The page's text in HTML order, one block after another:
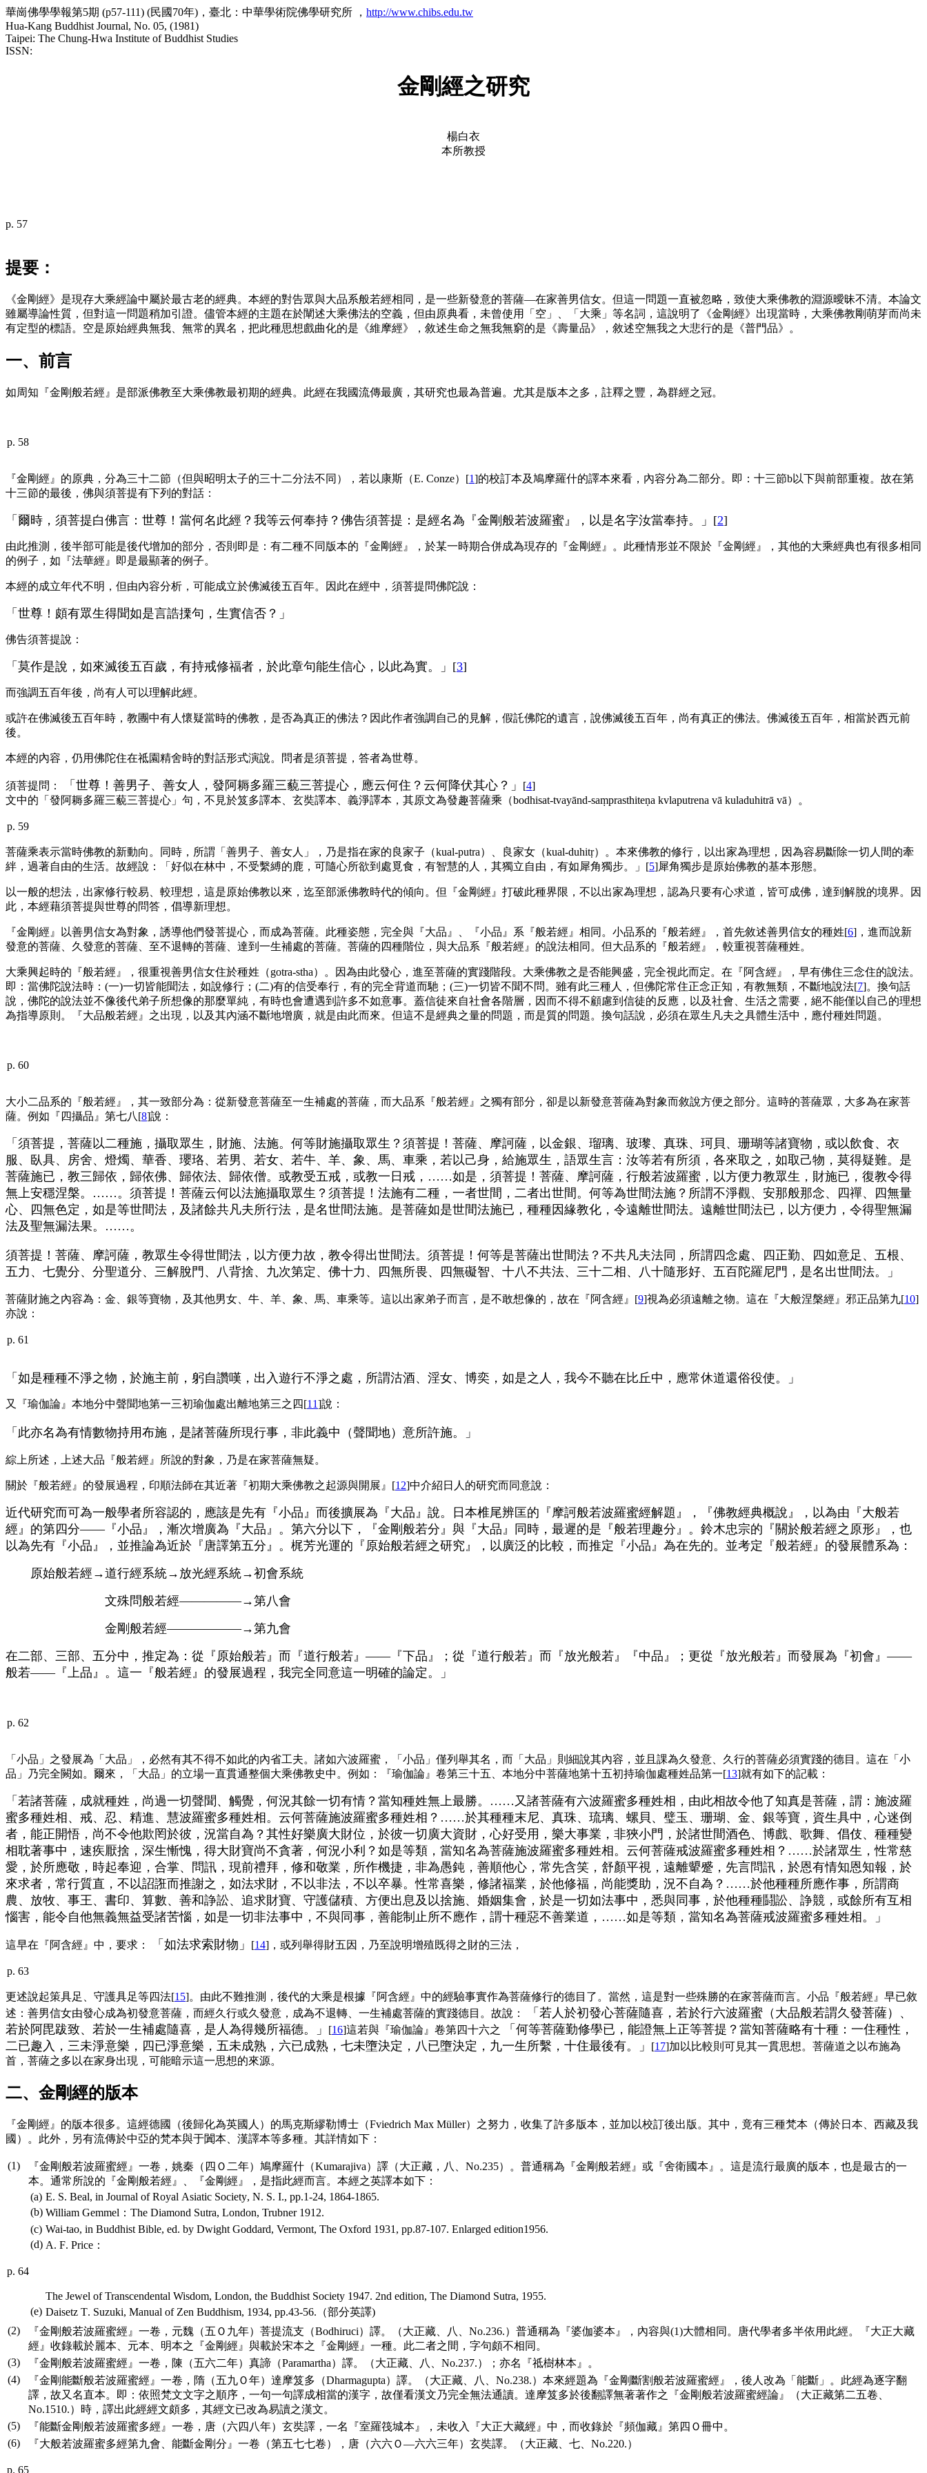
華崗佛學學報第5期 (p57-111) (民國70年)，臺北：中華學術院佛學研究所 ， http://www.chibs.edu.tw
Hua-Kang Buddhist Journal, No. 05, (1981)
Taipei: The Chung-Hwa Institute of Buddhist Studies
ISSN:
金剛經之研究
楊白衣
本所教授
p. 57
提要：
《金剛經》是現存大乘經論中屬於最古老的經典。本經的對告眾與大品系般若經相同，是一些新發意的菩薩—在家善男信女。但這一問題一直被忽略，致使大乘佛教的淵源曖昧不清。本論文
雖屬導論性質，但對這一問題稍加引證。儘管本經的主題在於闡述大乘佛法的空義，但由原典看，未曾使用「空」、「大乘」等名詞，這說明了《金剛經》出現當時，大乘佛教剛萌芽而尚未
有定型的標語。空是原始經典無我、無常的異名，把此種思想戲曲化的是《維摩經》，敘述生命之無我無窮的是《壽量品》，敘述空無我之大悲行的是《普門品》。
一、前言
如周知『金剛般若經』是部派佛教至大乘佛教最初期的經典。此經在我國流傳最廣，其研究也最為普遍。尤其是版本之多，註釋之豐，為群經之冠。
p. 58
『金剛經』的原典，分為三十二節（但與昭明太子的三十二分法不同），若以康斯（E. Conze）[1]的校訂本及鳩摩羅什的譯本來看，內容分為二部分。即：十三節b以下與前部重複。故在第
十三節的最後，佛與須菩提有下列的對話：
「爾時，須菩提白佛言：世尊！當何名此經？我等云何奉持？佛告須菩提：是經名為『金剛般若波羅蜜』，以是名字汝當奉持。」[2]
由此推測，後半部可能是後代增加的部分，否則即是：有二種不同版本的『金剛經』，於某一時期合併成為現存的『金剛經』。此種情形並不限於『金剛經』，其他的大乘經典也有很多相同
的例子，如『法華經』即是最顯著的例子。
本經的成立年代不明，但由內容分析，可能成立於佛滅後五百年。因此在經中，須菩提問佛陀說：
「世尊！頗有眾生得聞如是言誥搮句，生實信否？」
佛告須菩提說：
「莫作是說，如來滅後五百歲，有持戒修福者，於此章句能生信心，以此為實。」[3]
而強調五百年後，尚有人可以理解此經。
或許在佛滅後五百年時，教團中有人懷疑當時的佛教，是否為真正的佛法？因此作者強調自己的見解，假託佛陀的遺言，說佛滅後五百年，尚有真正的佛法。佛滅後五百年，相當於西元前
後。
本經的內容，仍用佛陀住在祗園精舍時的對話形式演說。問者是須菩提，答者為世尊。
須菩提問： 「世尊！善男子、善女人，發阿耨多羅三藐三菩提心，應云何住？云何降伏其心？」 [4]
文中的「發阿耨多羅三藐三菩提心」句，不見於笈多譯本、玄奘譯本、義淨譯本，其原文為發趣菩薩乘（bodhisat-tvayānd-saṃprasthiteṇa kvlaputrena vā kuladuhitrā vā）。
p. 59
菩薩乘表示當時佛教的新動向。同時，所謂「善男子、善女人」，乃是指在家的良家子（kual-putra）、良家女（kual-duhitṛ）。本來佛教的修行，以出家為理想，因為容易斷除一切人間的牽
絆，過著自由的生活。故經說：「好似在林中，不受繫縛的鹿，可隨心所欲到處覓食，有智慧的人，其獨立自由，有如犀角獨步。」[5]犀角獨步是原始佛教的基本形態。
以一般的想法，出家修行較易、較理想，這是原始佛教以來，迄至部派佛教時代的傾向。但『金剛經』打破此種界限，不以出家為理想，認為只要有心求道，皆可成佛，達到解脫的境界。因
此，本經藉須菩提與世尊的問答，倡導新理想。
『金剛經』以善男信女為對象，誘導他們發菩提心，而成為菩薩。此種姿態，完全與『大品』、『小品』系『般若經』相同。小品系的『般若經』，首先敘述善男信女的種姓[6]，進而說新
發意的菩薩、久發意的菩薩、至不退轉的菩薩、達到一生補處的菩薩。菩薩的四種階位，與大品系『般若經』的說法相同。但大品系的『般若經』，較重視菩薩種姓。
大乘興起時的『般若經』，很重視善男信女住於種姓（gotra-stha）。因為由此發心，進至菩薩的實踐階段。大乘佛教之是否能興盛，完全視此而定。在『阿含經』，早有佛住三念住的說法。
即：當佛陀說法時：(一)一切皆能聞法，如說修行；(二)有的信受奉行，有的完全背道而馳；(三)一切皆不聞不問。雖有此三種人，但佛陀常住正念正知，有教無類，不斷地說法[7]。換句話
說，佛陀的說法並不像後代弟子所想像的那麼單純，有時也會遭遇到許多不如意事。蓋信徒來自社會各階層，因而不得不顧慮到信徒的反應，以及社會、生活之需要，絕不能僅以自己的理想
為指導原則。『大品般若經』之出現，以及其內涵不斷地增廣，就是由此而來。但這不是經典之量的問題，而是質的問題。換句話說，必須在眾生凡夫之具體生活中，應付種姓問題。
p. 60
大小二品系的『般若經』，其一致部分為：從新發意菩薩至一生補處的菩薩，而大品系『般若經』之獨有部分，卻是以新發意菩薩為對象而敘說方便之部分。這時的菩薩眾，大多為在家菩
薩。例如『四攝品』第七八[8]說：
「須菩提，菩薩以二種施，攝取眾生，財施、法施。何等財施攝取眾生？須菩提！菩薩、摩訶薩，以金銀、瑠璃、玻瓈、真珠、珂貝、珊瑚等諸寶物，或以飲食、衣
服、臥具、房舍、燈燭、華香、瓔珞、若男、若女、若牛、羊、象、馬、車乘，若以己身，給施眾生，語眾生言：汝等若有所須，各來取之，如取己物，莫得疑難。是
菩薩施已，教三歸依，歸依佛、歸依法、歸依僧。或教受五戒，或教一日戒，……如是，須菩提！菩薩、摩訶薩，行般若波羅蜜，以方便力教眾生，財施已，復教令得
無上安穩涅槃。……。須菩提！菩薩云何以法施攝取眾生？須菩提！法施有二種，一者世間，二者出世間。何等為世間法施？所謂不淨觀、安那般那念、四禪、四無量
心、四無色定，如是等世間法，及諸餘共凡夫所行法，是名世間法施。是菩薩如是世間法施已，種種因緣教化，令遠離世間法。遠離世間法已，以方便力，令得聖無漏
法及聖無漏法果。……。
須菩提！菩薩、摩訶薩，教眾生令得世間法，以方便力故，教令得出世間法。須菩提！何等是菩薩出世間法？不共凡夫法同，所謂四念處、四正勤、四如意足、五根、
五力、七覺分、分聖道分、三解脫門、八背捨、九次第定、佛十力、四無所畏、四無礙智、十八不共法、三十二相、八十隨形好、五百陀羅尼門，是名出世間法。」
菩薩財施之內容為：金、銀等寶物，及其他男女、牛、羊、象、馬、車乘等。這以出家弟子而言，是不敢想像的，故在『阿含經』[9]視為必須遠離之物。這在『大般涅槃經』邪正品第九[10]
亦說：
p. 61
「如是種種不淨之物，於施主前，躬自讚嘆，出入遊行不淨之處，所謂沽酒、淫女、博奕，如是之人，我今不聽在比丘中，應常休道還俗役使。」
又『瑜伽論』本地分中聲聞地第一三初瑜伽處出離地第三之四[11]說：
「此亦名為有情數物持用布施，是諸菩薩所現行事，非此義中（聲聞地）意所許施。」
綜上所述，上述大品『般若經』所說的對象，乃是在家菩薩無疑。
關於『般若經』的發展過程，印順法師在其近著『初期大乘佛教之起源與開展』[12]中介紹日人的研究而同意說：
近代研究而可為一般學者所容認的，應該是先有『小品』而後擴展為『大品』說。日本椎尾辨匡的『摩訶般若波羅蜜經解題』，『佛教經典概說』，以為由『大般若
經』的第四分——『小品』，漸次增廣為『大品』。第六分以下，『金剛般若分』與『大品』同時，最遲的是『般若理趣分』。鈴木忠宗的『關於般若經之原形』，也
以為先有『小品』，並推論為近於『唐譯第五分』。梶芳光運的『原始般若經之研究』，以廣泛的比較，而推定『小品』為在先的。並考定『般若經』的發展體系為：
原始般若經→道行經系統→放光經系統→初會系統
文殊問般若經—————→第八會
金剛般若經——————→第九會
在二部、三部、五分中，推定為：從『原始般若』而『道行般若』——『下品』；從『道行般若』而『放光般若』『中品』；更從『放光般若』而發展為『初會』——
般若——『上品』。這一『般若經』的發展過程，我完全同意這一明確的論定。」
p. 62
「小品」之發展為「大品」，必然有其不得不如此的內省工夫。諸如六波羅蜜，「小品」僅列舉其名，而「大品」則細說其內容，並且課為久發意、久行的菩薩必須實踐的德目。這在「小
品」乃完全闕如。爾來，「大品」的立場一直貫通整個大乘佛教史中。例如：『瑜伽論』卷第三十五、本地分中菩薩地第十五初持瑜伽處種姓品第一[13]就有如下的記載：
「若諸菩薩，成就種姓，尚過一切聲聞、觸覺，何況其餘一切有情？當知種姓無上最勝。……又諸菩薩有六波羅蜜多種姓相，由此相故令他了知真是菩薩，謂：施波羅
蜜多種姓相、戒、忍、精進、慧波羅蜜多種姓相。云何菩薩施波羅蜜多種姓相？……於其種種末尼、真珠、琉璃、螺貝、璧玉、珊瑚、金、銀等寶，資生具中，心迷倒
者，能正開悟，尚不令他欺罔於彼，況當自為？其性好樂廣大財位，於彼一切廣大資財，心好受用，樂大事業，非狹小門，於諸世間酒色、博戲、歌舞、倡伎、種種變
相耽著事中，速疾厭捨，深生慚愧，得大財寶尚不貪著，何況小利？如是等類，當知名為菩薩施波羅蜜多種姓相。云何菩薩戒波羅蜜多種姓相？……於諸眾生，性常慈
愛，於所應敬，時起奉迎，合掌、問訊，現前禮拜，修和敬業，所作機捷，非為愚鈍，善順他心，常先含笑，舒顏平視，遠離顰蹙，先言問訊，於恩有情知恩知報，於
來求者，常行質直，不以詔誑而推謝之，如法求財，不以非法，不以卒暴。性常喜樂，修諸福業，於他修福，尚能獎助，況不自為？……於他種種所應作事，所謂商
農、放牧、事王、書印、算數、善和諍訟、追求財寶、守護儲積、方便出息及以捨施、婚姻集會，於是一切如法事中，悉與同事，於他種種鬪訟、諍競，或餘所有互相
惱害，能令自他無義無益受諸苦惱，如是一切非法事中，不與同事，善能制止所不應作，謂十種惡不善業道，……如是等類，當知名為菩薩戒波羅蜜多種姓相。」
這早在『阿含經』中，要求： 「如法求索財物」 [14]，或列舉得財五因，乃至說明增殖既得之財的三法，
p. 63
更述說起策具足、守護具足等四法[15]。由此不難推測，後代的大乘是根據『阿含經』中的經驗事實作為菩薩修行的德目了。當然，這是對一些殊勝的在家菩薩而言。小品『般若經』早已敘
述：善男信女由發心成為初發意菩薩，而經久行或久發意，成為不退轉、一生補處菩薩的實踐德目。故說：
「若人於初發心菩薩隨喜，若於行六波羅蜜（大品般若謂久發菩薩）、
若於阿毘跋致、若於一生補處隨喜，是人為得幾所福德。」
[16]這若與『瑜伽論』卷第四十六之
「何等菩薩勤修學已，能證無上正等菩提？當知菩薩略有十種：一住種性，
二已趣入，三未淨意樂，四已淨意樂，五未成熟，六已成熟，七未墮決定，八已墮決定，九一生所繫，十住最後有。」
[17]加以比較則可見其一貫思想。菩薩道之以布施為
首，菩薩之多以在家身出現，可能暗示這一思想的來源。
二、金剛經的版本
『金剛經』的版本很多。這經德國（後歸化為英國人）的馬克斯繆勒博士（Fviedrich Max Müller）之努力，收集了許多版本，並加以校訂後出版。其中，竟有三種梵本（傳於日本、西藏及我
國）。此外，另有流傳於中亞的梵本與于闐本、漢譯本等多種。其詳情如下：
(1) 『金剛般若波羅蜜經』一卷，姚秦（四Ｏ二年）鳩摩羅什（Kumarajiva）譯（大正藏，八、 No.235）。普通稱為『金剛般若經』或『舍衛國本』。這是流行最廣的版本，也是最古的一
本。通常所說的『金剛般若經』、『金剛經』，是指此經而言。本經之英譯本如下：
(a) E. S. Beal, in Journal of Royal Asiatic Society, N. S. I., pp.1-24, 1864-1865.
(b) William Gemmel ： The Diamond Sutra, London, Trubner1912.
(c) Wai-tao, in Buddhist Bible, ed. by Dwight Goddard, Vermont, The Oxford 1931, pp.87-107. Enlarged edition1956.
(d) A. F. Price ：
p. 64
The Jewel of Transcendental Wisdom, London, the Buddhist Society 1947. 2nd edition, The Diamond Sutra, 1955.
(e) Daisetz T. Suzuki, Manual of Zen Buddhism, 1934, pp.43-56.（部分英譯)
(2)
『金剛般若波羅蜜經』一卷，元魏（五Ｏ九年）菩提流支（Bodhiruci）譯。（大正藏、八、 No.236.）普通稱為『婆伽婆本』，內容與(1)大體相同。唐代學者多半依用此經。『大正大藏
經』收錄載於麗本、元本、明本之『金剛經』與載於宋本之『金剛經』一種。此二者之間，字句頗不相同。
(3)
『金剛般若波羅蜜經』一卷，陳（五六二年）真諦（Paramartha）譯。（大正藏、八、 No.237.）；亦名『祗樹林本』。
(4)
『金剛能斷般若波羅蜜經』一卷，隋（五九Ｏ年）達摩笈多（Dharmagupta）譯。（大正藏、八、 No.238.）本來經題為『金剛斷割般若波羅蜜經』，後人改為「能斷」。此經為逐字翻
譯，故又名直本。即：依照梵文文字之順序，一句一句譯成相當的漢字，故僅看漢文乃完全無法通讀。達摩笈多於後翻譯無著著作之『金剛般若波羅蜜經論』（大正藏第二五卷、
No.1510.）時，譯出此經經文頗多，其經文已改為易讀之漢文。
(5)
『能斷金剛般若波羅蜜多經』一卷，唐（六四八年）玄奘譯，一名『室羅筏城本』，未收入『大正大藏經』中，而收錄於『頻伽藏』第四Ｏ冊中。
(6)
『大般若波羅蜜多經第九會、能斷金剛分』一卷（第五七七卷），唐（六六Ｏ—六六三年）玄奘譯。（大正藏、七、 No.220.）
p. 65